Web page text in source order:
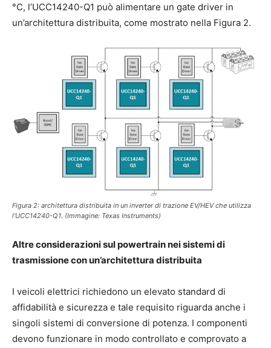
°C, l’UCC14240-Q1 può alimentare un gate driver in
un’architettura distribuita, come mostrato nella Figura 2.
Figura 2: architettura distribuita in un inverter di trazione EV/HEV che utilizza
l’UCC14240-Q1. (Immagine: Texas Instruments)
Altre considerazioni sul powertrain nei sistemi di
trasmissione con un’architettura distribuita
I veicoli elettrici richiedono un elevato standard di
affidabilità e sicurezza e tale requisito riguarda anche i
singoli sistemi di conversione di potenza. I componenti
devono funzionare in modo controllato e comprovato a